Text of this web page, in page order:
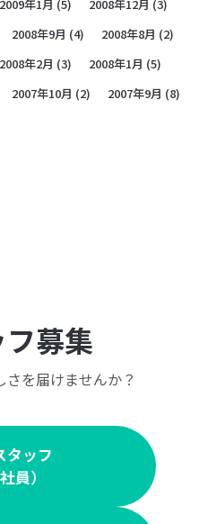
2009年1月 (5) 2008年12月 (3)
2008年9月 (4) 2008年8月 (2)
2008年2月 (3) 2008年1月 (5)
2007年10月 (2) 2007年9月 (8)
募集
を届けませんか？
タッフ
員）